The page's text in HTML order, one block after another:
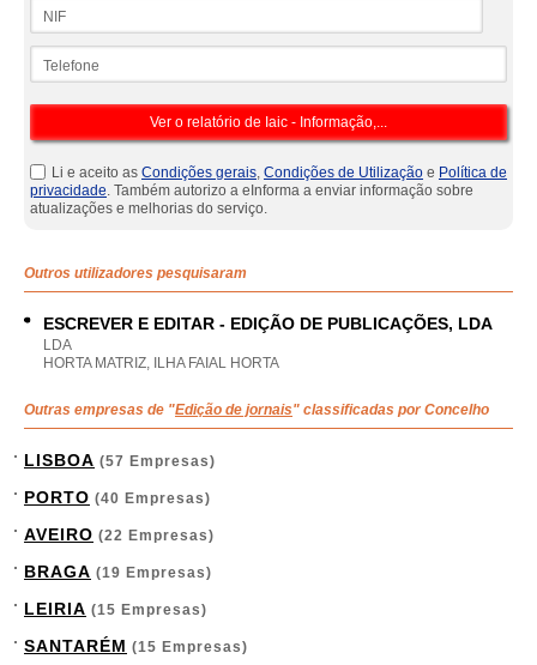
Li e aceito as Condições gerais, Condições de Utilização e Política de
privacidade. Também autorizo a eInforma a enviar informação sobre
atualizações e melhorias do serviço.
Outros utilizadores pesquisaram
ESCREVER E EDITAR - EDIÇÃO DE PUBLICAÇÕES, LDA
LDA
HORTA MATRIZ, ILHA FAIAL HORTA
Outras empresas de "Edição de jornais" classificadas por Concelho
LISBOA (57 Empresas)
PORTO (40 Empresas)
AVEIRO (22 Empresas)
BRAGA (19 Empresas)
LEIRIA (15 Empresas)
SANTARÉM (15 Empresas)